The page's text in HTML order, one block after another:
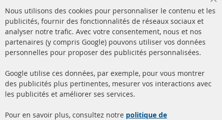
+49 (0) 4533 799000
info@contra-automotive.de
facebook
instagram
Nous utilisons des cookies pour personnaliser le contenu et les
publicités, fournir des fonctionnalités de réseaux sociaux et
analyser notre trafic. Avec votre consentement, nous et nos
partenaires (y compris Google) pouvons utiliser vos données
personnelles pour proposer des publicités personnalisées.
Google utilise ces données, par exemple, pour vous montrer
des publicités plus pertinentes, mesurer vos interactions avec
les publicités et améliorer ses services.
Pour en savoir plus, consultez notre politique de